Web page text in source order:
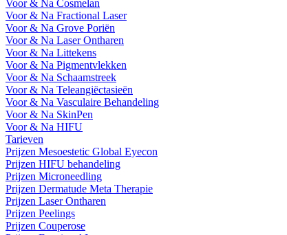
Voor & Na Cosmelan
Voor & Na Fractional Laser
Voor & Na Grove Poriën
Voor & Na Laser Ontharen
Voor & Na Littekens
Voor & Na Pigmentvlekken
Voor & Na Schaamstreek
Voor & Na Teleangiëctasieën
Voor & Na Vasculaire Behandeling
Voor & Na SkinPen
Voor & Na HIFU
Tarieven
Prijzen Mesoestetic Global Eyecon
Prijzen HIFU behandeling
Prijzen Microneedling
Prijzen Dermatude Meta Therapie
Prijzen Laser Ontharen
Prijzen Peelings
Prijzen Couperose